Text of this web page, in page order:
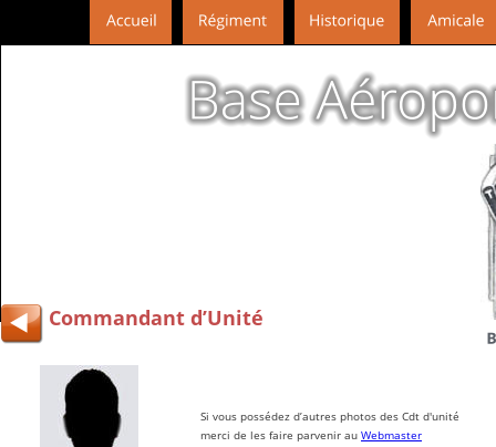
Commandant d’Unité
Si vous possédez d’autres photos des Cdt d'unité
merci de les faire parvenir au Webmaster